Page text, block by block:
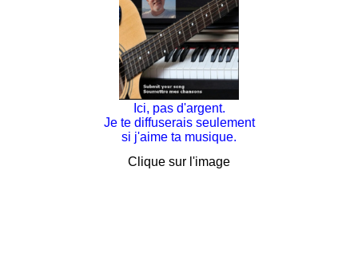
Ici, pas d'argent.
Je te diffuserais seulement
si j'aime ta musique.
Clique sur l'image